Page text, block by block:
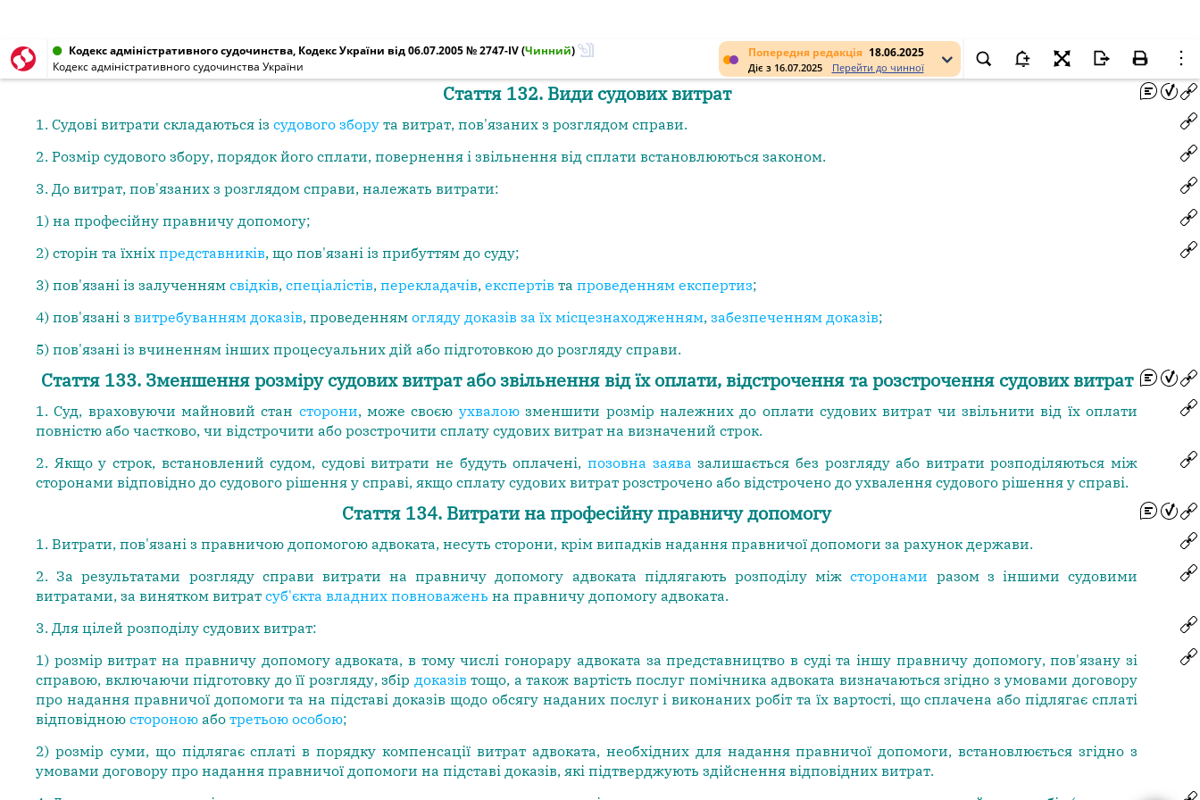
Попередня редакція 18.06.2025
Діє з 16.07.2025 Перейти до чинної
Кодекс адміністративного судочинства, Кодекс України від 06.07.2005 № 2747-IV(Чинний)
Кодекс адміністративного судочинства України